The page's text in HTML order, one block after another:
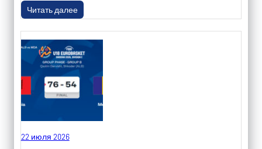
Читать далее
22 июля 2026